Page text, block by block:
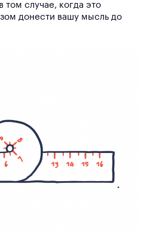
том случае, когда это
донести вашу мысль до